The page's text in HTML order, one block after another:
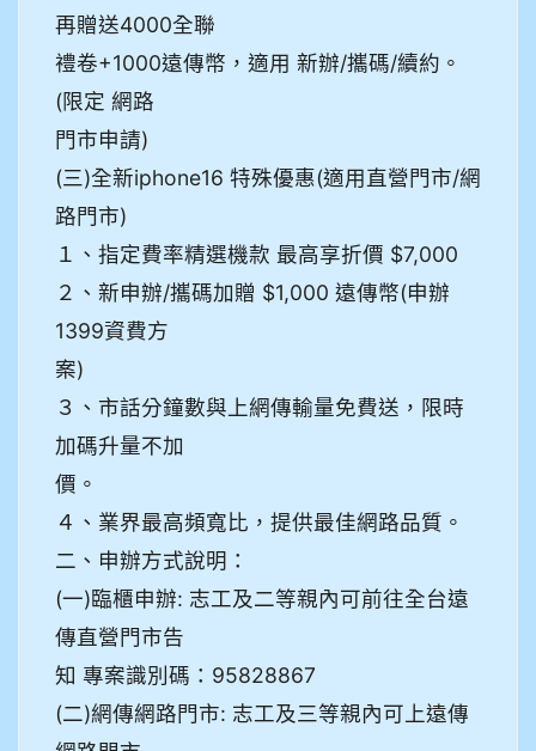
再贈送4000全聯
禮卷+1000遠傳幣，適用 新辦/攜碼/續約。
(限定 網路
門市申請)
(三)全新iphone16 特殊優惠(適用直營門市/網
路門市)
１、指定費率精選機款 最高享折價 $7,000
２、新申辦/攜碼加贈 $1,000 遠傳幣(申辦
1399資費方
案)
３、市話分鐘數與上網傳輸量免費送，限時
加碼升量不加
價。
４、業界最高頻寬比，提供最佳網路品質。
二、申辦方式說明：
(一)臨櫃申辦: 志工及二等親內可前往全台遠
傳直營門市告
知 專案識別碼：95828867
(二)網傳網路門市: 志工及三等親內可上遠傳